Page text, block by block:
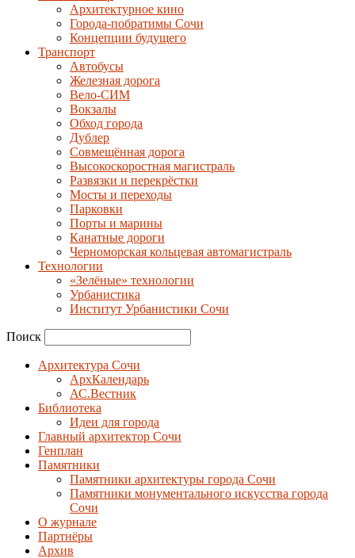
Архитектурное кино
Города-побратимы Сочи
Концепции будущего
Транспорт
Автобусы
Железная дорога
Вело-СИМ
Вокзалы
Обход города
Дублер
Совмещённая дорога
Высокоскоростная магистраль
Развязки и перекрёстки
Мосты и переходы
Парковки
Порты и марины
Канатные дороги
Черноморская кольцевая автомагистраль
Технологии
«Зелёные» технологии
Урбанистика
Институт Урбанистики Сочи
Поиск
Архитектура Сочи
АрхКалендарь
АС.Вестник
Библиотека
Идеи для города
Главный архитектор Сочи
Генплан
Памятники
Памятники архитектуры города Сочи
Памятники монументального искусства города
Сочи
О журнале
Партнёры
Архив